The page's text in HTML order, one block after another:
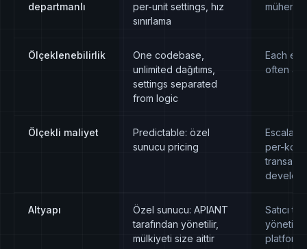
departmanlı
per-unit settings, hız
sınırlama
Ölçeklenebilirlik
One codebase,
unlimited dağıtıms,
settings separated
from logic
Each
often a
Ölçekli maliyet
Predictable: özel
sunucu pricing
per-
Altyapı
Özel sunucu: APIANT
tarafından yönetilir,
mülkiyeti size aittir
Satıcı
yönetilen
platform